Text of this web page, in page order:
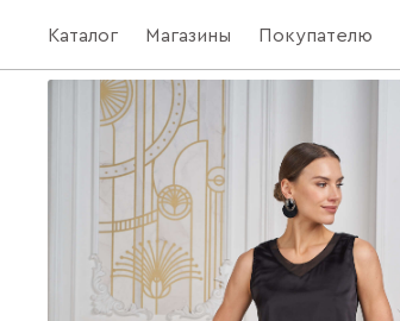
Каталог Магазины Покупателю